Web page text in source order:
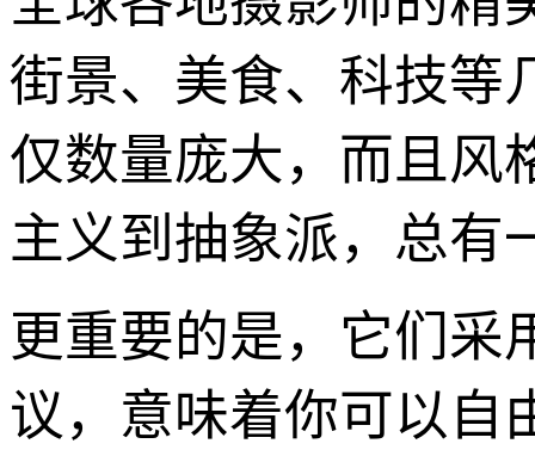
街景、美食、科技等
仅数量庞大，而且风
主义到抽象派，总有
更重要的是，它们采
议，意味着你可以自